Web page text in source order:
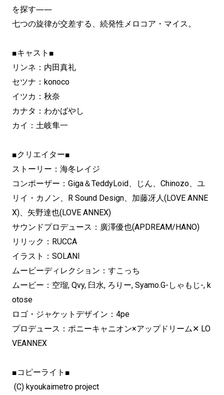
を探す――
七つの旋律が交差する、続発性メロコア・マイス。
■キャスト■
リンネ：内田真礼
セツナ：konoco
イツカ：秋奈
カナタ：わかばやし
カイ：土岐隼一
■クリエイター■
ストーリー：海冬レイジ
コンポーザー：Giga＆TeddyLoid、じん、Chinozo、ユ
リイ・カノン、R Sound Design、加藤冴人(LOVE ANNE
X)、矢野達也(LOVE ANNEX)
サウンドプロデュース：廣澤優也(APDREAM/HANO)
リリック：RUCCA
イラスト：SOLANI
ムービーディレクション：すこっち
ムービー：空瑠, Qvy, 臼水, ろりー, Syamo.G-しゃもじ-, k
otose
ロゴ・ジャケットデザイン：4pe
プロデュース：ポニーキャニオン×アップドリーム✕ LO
VEANNEX
■コピーライト■
(C) kyoukaimetro project